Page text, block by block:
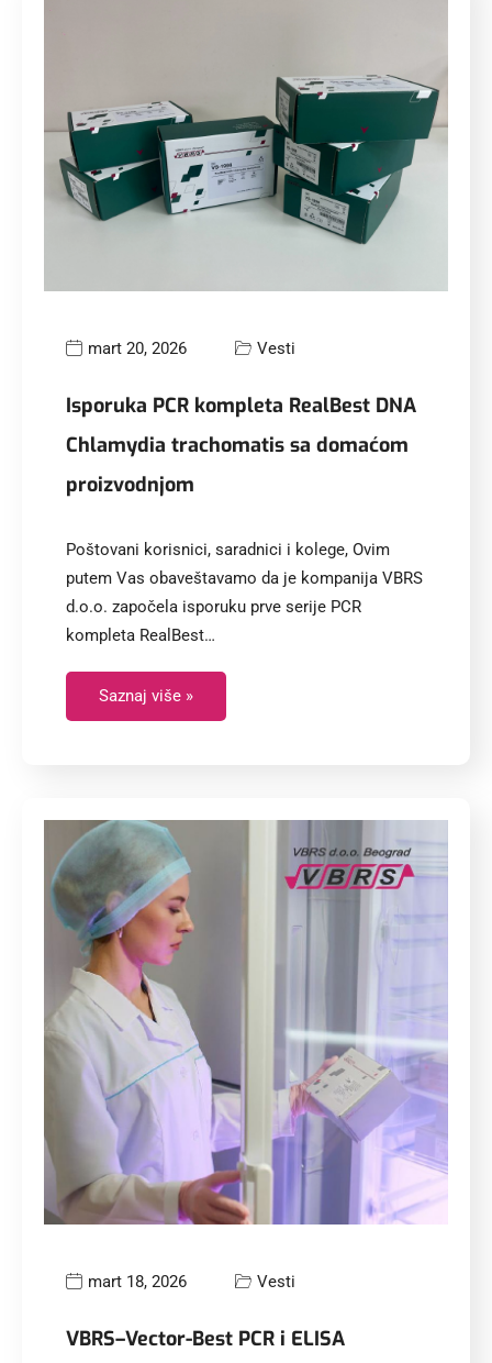
mart 20, 2026 Vesti
Isporuka PCR kompleta RealBest DNA
Chlamydia trachomatis sa domaćom
proizvodnjom
Poštovani korisnici, saradnici i kolege, Ovim
putem Vas obaveštavamo da je kompanija VBRS
d.o.o. započela isporuku prve serije PCR
kompleta RealBest…
Saznaj više »
mart 18, 2026 Vesti
VBRS–Vector-Best PCR i ELISA